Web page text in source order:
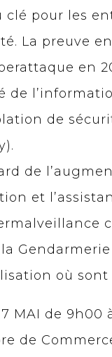
clé pour les
La preuve
en
de
de
de
et
la
où
MAI de 9h00
de